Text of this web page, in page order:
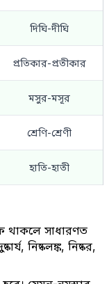
দিঘি-দীঘি
প্রতিকার-প্রতীকার
মসুর-মসূর
শ্রেণি-শ্রেণী
হাতি-হাতী
সাধারণত
নিষ্কলঙ্ক, নিষ্কর,